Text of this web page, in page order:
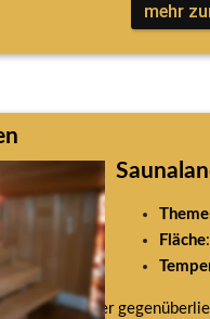
mehr
Fläche
der